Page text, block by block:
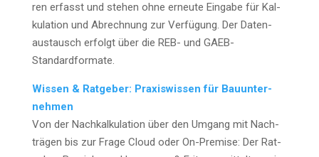
ren erfasst und ste­hen ohne erneu­te Ein­ga­be für Kal­
ku­la­ti­on und Abrech­nung zur Ver­fü­gung. Der Daten­
aus­tausch erfolgt über die REB- und GAEB-
Standardformate.
Wis­sen & Rat­ge­ber: Pra­xis­wis­sen für Bau­un­ter­
neh­men
Von der Nach­kal­ku­la­ti­on über den Umgang mit Nach­
trä­gen bis zur Fra­ge Cloud oder On-Pre­mi­se: Der Rat­